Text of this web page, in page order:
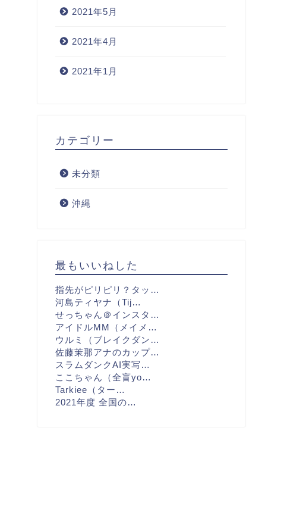
2021年5月
2021年4月
2021年1月
カテゴリー
未分類
沖縄
最もいいねした
指先がピリピリ？タッ…
河島ティヤナ（Tij…
せっちゃん＠インスタ…
アイドルMM（メイメ…
ウルミ（ブレイクダン…
佐藤茉那アナのカップ…
スラムダンクAI実写…
ここちゃん（全盲yo…
Tarkiee（ター…
2021年度 全国の…